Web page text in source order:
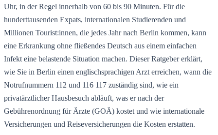
Uhr, in der Regel innerhalb von 60 bis 90 Minuten. Für die
hunderttausenden Expats, internationalen Studierenden und
Millionen Tourist:innen, die jedes Jahr nach Berlin kommen, kann
eine Erkrankung ohne fließendes Deutsch aus einem einfachen
Infekt eine belastende Situation machen. Dieser Ratgeber erklärt,
wie Sie in Berlin einen englischsprachigen Arzt erreichen, wann die
Notrufnummern 112 und 116 117 zuständig sind, wie ein
privatärztlicher Hausbesuch abläuft, was er nach der
Gebührenordnung für Ärzte (GOÄ) kostet und wie internationale
Versicherungen und Reiseversicherungen die Kosten erstatten.